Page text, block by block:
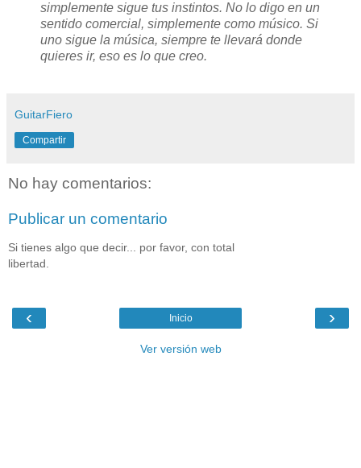
simplemente sigue tus instintos. No lo digo en un
sentido comercial, simplemente como músico. Si
uno sigue la música, siempre te llevará donde
quieres ir, eso es lo que creo.
GuitarFiero
Compartir
No hay comentarios:
Publicar un comentario
Si tienes algo que decir... por favor, con total
libertad.
‹ ›
Inicio
Ver versión web